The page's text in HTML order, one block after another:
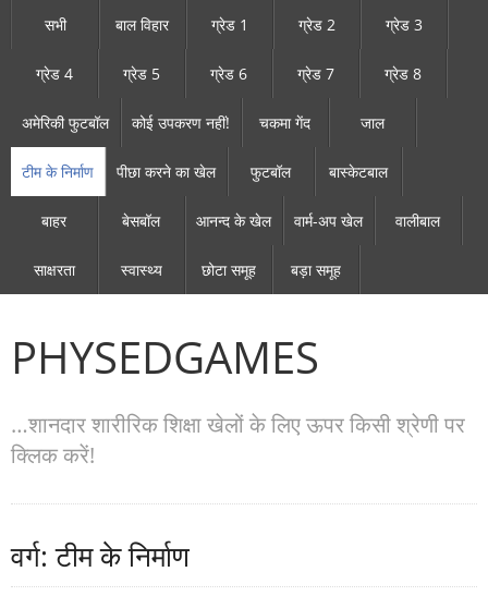
सभी बाल विहार ग्रेड 1 ग्रेड 2 ग्रेड 3
ग्रेड 4 ग्रेड 5 ग्रेड 6 ग्रेड 7 ग्रेड 8
अमेरिकी फुटबॉल कोई उपकरण नहीं! चकमा गेंद जाल
टीम के निर्माण पीछा करने का खेल फुटबॉल बास्केटबाल
बाहर बेसबॉल आनन्द के खेल वार्म-अप खेल वालीबाल
साक्षरता स्वास्थ्य छोटा समूह बड़ा समूह
PHYSEDGAMES
…शानदार शारीरिक शिक्षा खेलों के लिए ऊपर किसी श्रेणी पर
क्लिक करें!
वर्ग: टीम के निर्माण